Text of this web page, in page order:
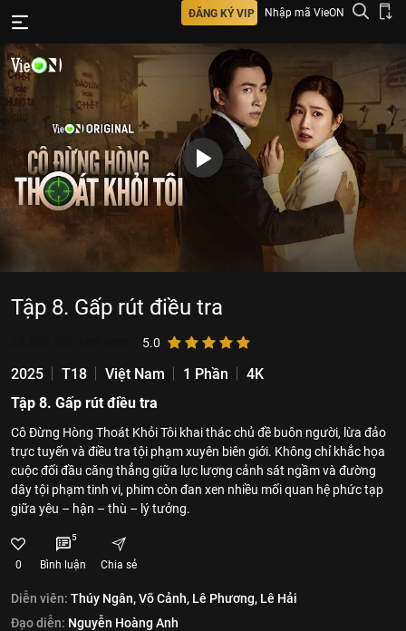
ĐĂNG KÝ VIP Nhập mã VieON
Tập 8. Gấp rút điều tra
5.0
2025 T18 Việt Nam 1 Phần
4K
Tập 8. Gấp rút điều tra
Cô Đừng Hòng Thoát Khỏi Tôi khai thác chủ đề buôn người, lừa đảo
trực tuyến và điều tra tội phạm xuyên biên giới. Không chỉ khắc họa
cuộc đối đầu căng thẳng giữa lực lượng cảnh sát ngầm và đường
dây tội phạm tinh vi, phim còn đan xen nhiều mối quan hệ phức tạp
giữa yêu – hận – thù – lý tưởng.
0
5
Bình luận Chia sẻ
Diễn viên: Thúy Ngân,Võ Cảnh, Lê Phương, Lê Hải
Đạo diễn: Nguyễn Hoàng Anh